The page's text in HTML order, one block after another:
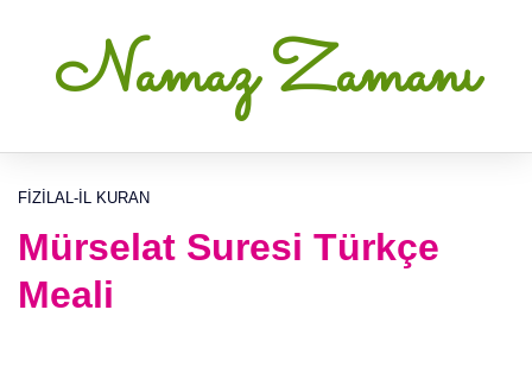
Namaz Zamanı
FIZILAL-IL KURAN
Mürselat Suresi Türkçe
Meali